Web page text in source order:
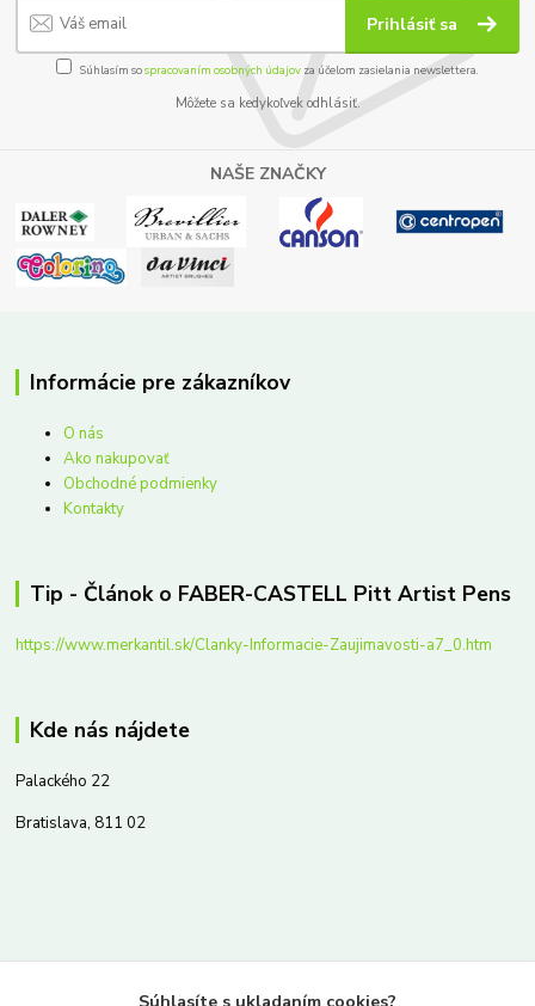
Prihlásiť sa
Súhlasím sospracovaním osobných údajov za účelom zasielania newslettera.
Môžete sa kedykoľvek odhlásiť.
NAŠE ZNAČKY
Informácie pre zákazníkov
O nás
Ako nakupovať
Obchodné podmienky
Kontakty
Tip - Článok o FABER-CASTELL Pitt Artist Pens
https://www.merkantil.sk/Clanky-Informacie-Zaujimavosti-a7_0.htm
Kde nás nájdete
Palackého 22
Bratislava, 811 02